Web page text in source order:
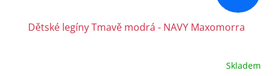
Dětské legíny Tmavě modrá - NAVY Maxomorra
Skladem